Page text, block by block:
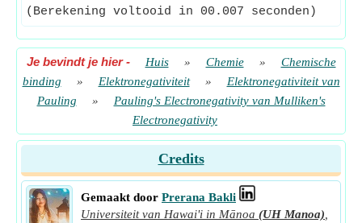
(Berekening voltooid in 00.007 seconden)
Je bevindt je hier- Huis » Chemie »
Chemische
binding
» Elektronegativiteit »
Elektronegativiteit van
Pauling
»
Pauling's Electronegativity van Mulliken's
Electronegativity
Credits
Gemaakt door Prerana Bakli
Universiteit van Hawai'i in Mānoa (UH Manoa)